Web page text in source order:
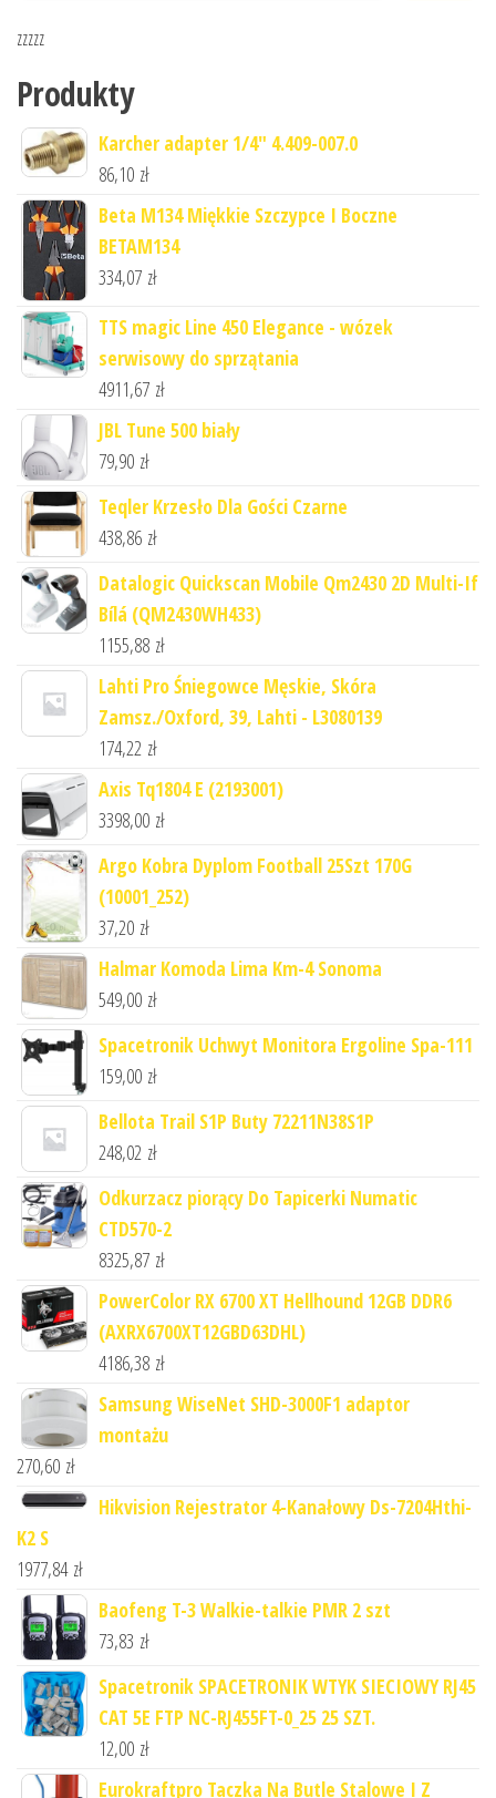
zzzzz
Produkty
Karcher adapter 1/4" 4.409-007.0
86,10 zł
Beta M134 Miękkie Szczypce I Boczne
BETAM134
334,07 zł
TTS magic Line 450 Elegance - wózek
serwisowy do sprzątania
4911,67 zł
JBL Tune 500 biały
79,90 zł
Teqler Krzesło Dla Gości Czarne
438,86 zł
Datalogic Quickscan Mobile Qm2430 2D Multi-If
Bílá (QM2430WH433)
1155,88 zł
Lahti Pro Śniegowce Męskie, Skóra
Zamsz./Oxford, 39, Lahti - L3080139
174,22 zł
Axis Tq1804 E (2193001)
3398,00 zł
Argo Kobra Dyplom Football 25Szt 170G
(10001_252)
37,20 zł
Halmar Komoda Lima Km-4 Sonoma
549,00 zł
Spacetronik Uchwyt Monitora Ergoline Spa-111
159,00 zł
Bellota Trail S1P Buty 72211N38S1P
248,02 zł
Odkurzacz piorący Do Tapicerki Numatic
CTD570-2
8325,87 zł
PowerColor RX 6700 XT Hellhound 12GB DDR6
(AXRX6700XT12GBD63DHL)
4186,38 zł
Samsung WiseNet SHD-3000F1 adaptor
montażu
270,60 zł
Hikvision Rejestrator 4-Kanałowy Ds-7204Hthi-
K2 S
1977,84 zł
Baofeng T-3 Walkie-talkie PMR 2 szt
73,83 zł
Spacetronik SPACETRONIK WTYK SIECIOWY RJ45
CAT 5E FTP NC-RJ455FT-0_25 25 SZT.
12,00 zł
Eurokraftpro Taczka Na Butle Stalowe I Z